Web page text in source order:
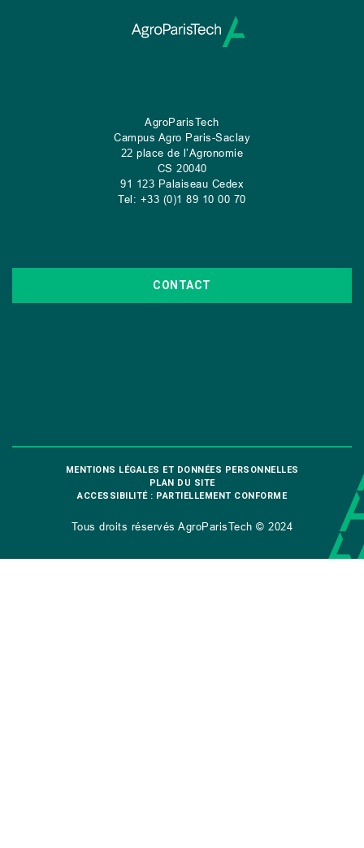
AgroParisTech
Campus Agro Paris-Saclay
22 place de l’Agronomie
CS 20040
91 123 Palaiseau Cedex
Tel: +33 (0)1 89 10 00 70
CONTACT
MENTIONS LÉGALES ET DONNÉES PERSONNELLES
PLAN DU SITE
ACCESSIBILITÉ : PARTIELLEMENT CONFORME
Tous droits réservés AgroParisTech © 2024